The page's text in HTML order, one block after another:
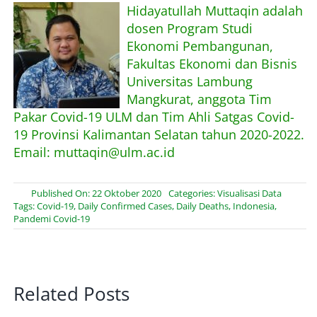
Hidayatullah Muttaqin adalah
dosen Program Studi
Ekonomi Pembangunan,
Fakultas Ekonomi dan Bisnis
Universitas Lambung
Mangkurat, anggota Tim
Pakar Covid-19 ULM dan Tim Ahli Satgas Covid-
19 Provinsi Kalimantan Selatan tahun 2020-2022.
Email: muttaqin@ulm.ac.id
Published On: 22 Oktober 2020 Categories:Visualisasi Data
Tags:Covid-19, Daily Confirmed Cases, Daily Deaths, Indonesia,
Pandemi Covid-19
Related Posts